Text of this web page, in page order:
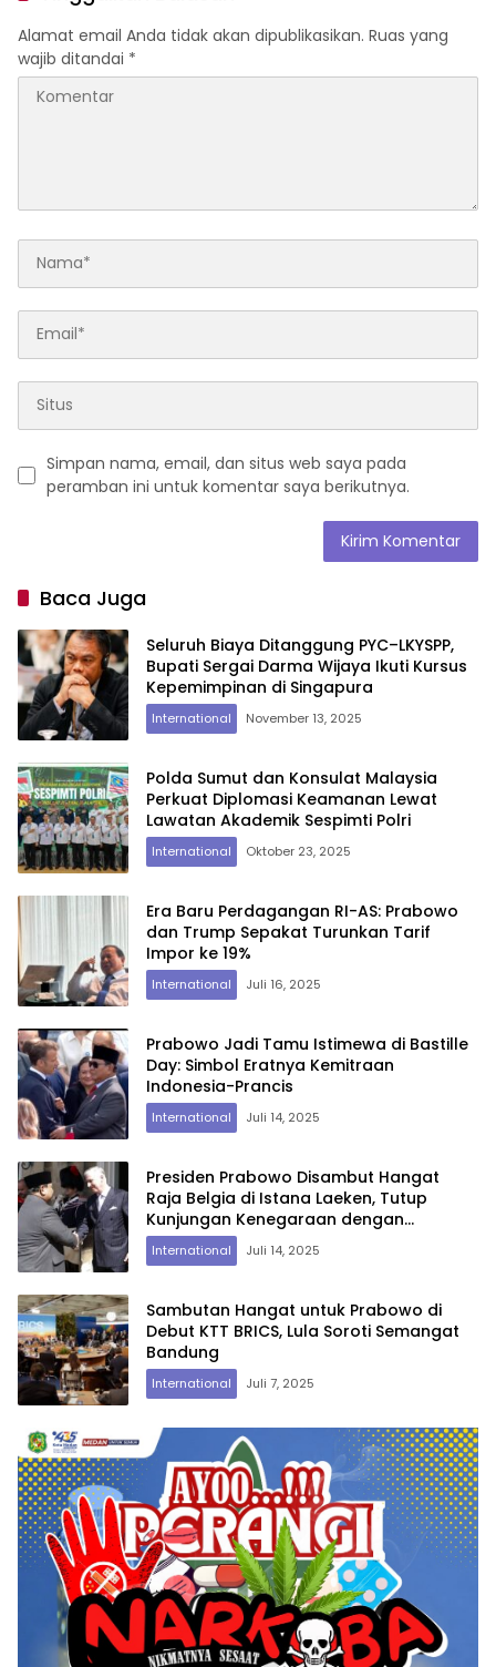
Alamat email Anda tidak akan dipublikasikan. Ruas yang
wajib ditandai *
Simpan nama, email, dan situs web saya pada
peramban ini untuk komentar saya berikutnya.
Baca Juga
Seluruh Biaya Ditanggung PYC–LKYSPP,
Bupati Sergai Darma Wijaya Ikuti Kursus
Kepemimpinan di Singapura
International November 13, 2025
Polda Sumut dan Konsulat Malaysia
Perkuat Diplomasi Keamanan Lewat
Lawatan Akademik Sespimti Polri
International Oktober 23, 2025
Era Baru Perdagangan RI-AS: Prabowo
dan Trump Sepakat Turunkan Tarif
Impor ke 19%
International Juli 16, 2025
Prabowo Jadi Tamu Istimewa di Bastille
Day: Simbol Eratnya Kemitraan
Indonesia-Prancis
International Juli 14, 2025
Presiden Prabowo Disambut Hangat
Raja Belgia di Istana Laeken, Tutup
Kunjungan Kenegaraan dengan
Pertemuan Empat Mata
International Juli 14, 2025
Sambutan Hangat untuk Prabowo di
Debut KTT BRICS, Lula Soroti Semangat
Bandung
International Juli 7, 2025